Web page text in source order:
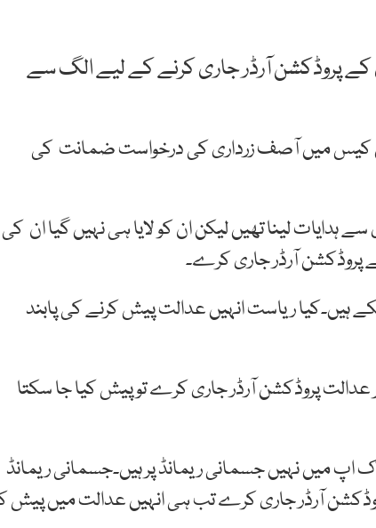
کے پروڈکشن آرڈر جاری کرنے کے لیے الگ سے
کیس میں آصف زرداری کی درخواست ضمانت کی
لینا تھیں لیکن ان کو لایا ہی نہیں گیا ان کی
آرڈر جاری کرے۔
ہیں۔کیا ریاست انہیں عدالت پیش کرنے کی پابند
پروڈکشن آرڈر جاری کرے تو پیش کیا جا سکتا
اپ میں نہیں جسمانی ریمانڈ پر ہیں۔جسمانی ریمانڈ
آرڈر جاری کرے تب ہی انہیں عدالت میں پیش